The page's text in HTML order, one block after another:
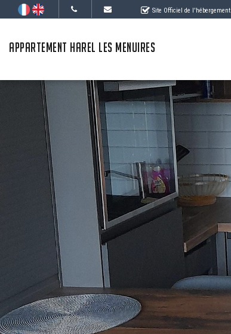
Site Officiel de l'hébergement
APPARTEMENT HAREL LES MENUIRES